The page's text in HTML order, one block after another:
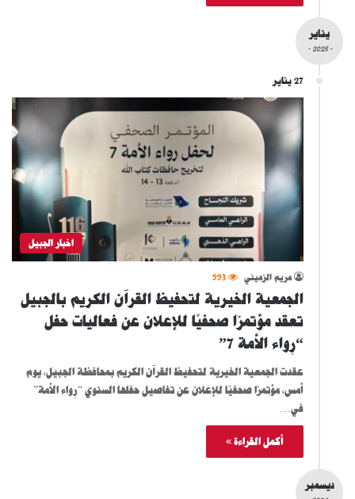
يناير
- 2025 -
27 يناير
اخبار الجبيل
مريم الزميني 993
الجمعية الخيرية لتحفيظ القرآن الكريم بالجبيل
تعقد مؤتمرًا صحفيًا للإعلان عن فعاليات حفل
“رِواء الأمة 7”
عقدت الجمعية الخيرية لتحفيظ القرآن الكريم بمحافظة الجبيل، يوم
أمس، مؤتمرًا صحفيًا للإعلان عن تفاصيل حفلها السنوي “رِواء الأمة”
في…
أكمل القراءة »
ديسمبر